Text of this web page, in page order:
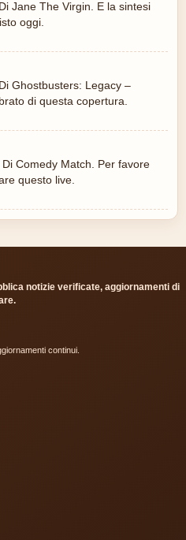
Jane The Virgin. E la sintesi
oggi.
Ghostbusters: Legacy –
di questa copertura.
Comedy Match. Per favore
questo live.
notizie verificate, aggiornamenti di
continui.